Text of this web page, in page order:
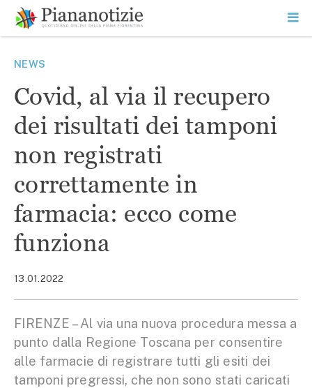
contenuto
SEARCH
NEWS
Covid, al via il recupero
dei risultati dei tamponi
non registrati
correttamente in
farmacia: ecco come
funziona
13.01.2022
FIRENZE – Al via una nuova procedura messa a
punto dalla Regione Toscana per consentire
alle farmacie di registrare tutti gli esiti dei
tamponi pregressi, che non sono stati caricati